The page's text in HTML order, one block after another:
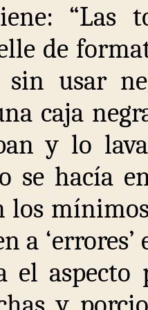
de
usar
caja
y lo
se hacía
los
a ‘errores’
el aspecto